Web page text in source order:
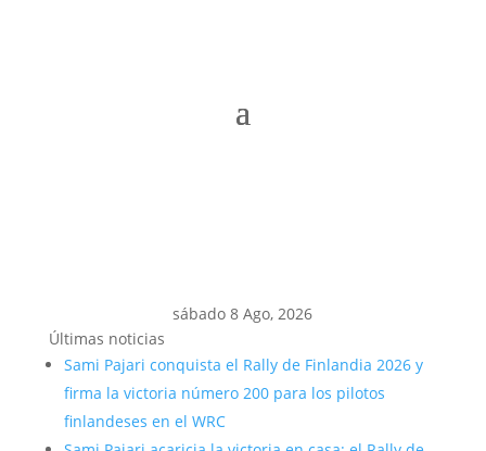
sábado 8 Ago, 2026
Últimas noticias
Sami Pajari conquista el Rally de Finlandia 2026 y
firma la victoria número 200 para los pilotos
finlandeses en el WRC